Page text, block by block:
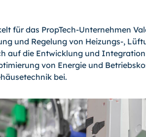
für das PropTech-Unternehmen
und Regelung von Heizungs-,
auf die Entwicklung und
von Energie und
bei.